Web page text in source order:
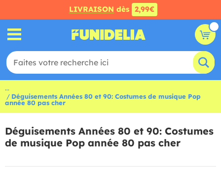
LIVRAISON dès 2,99€
...
Déguisements Années 80 et 90: Costumes de musique Pop
année 80 pas cher
Déguisements Années 80 et 90: Costumes
de musique Pop année 80 pas cher